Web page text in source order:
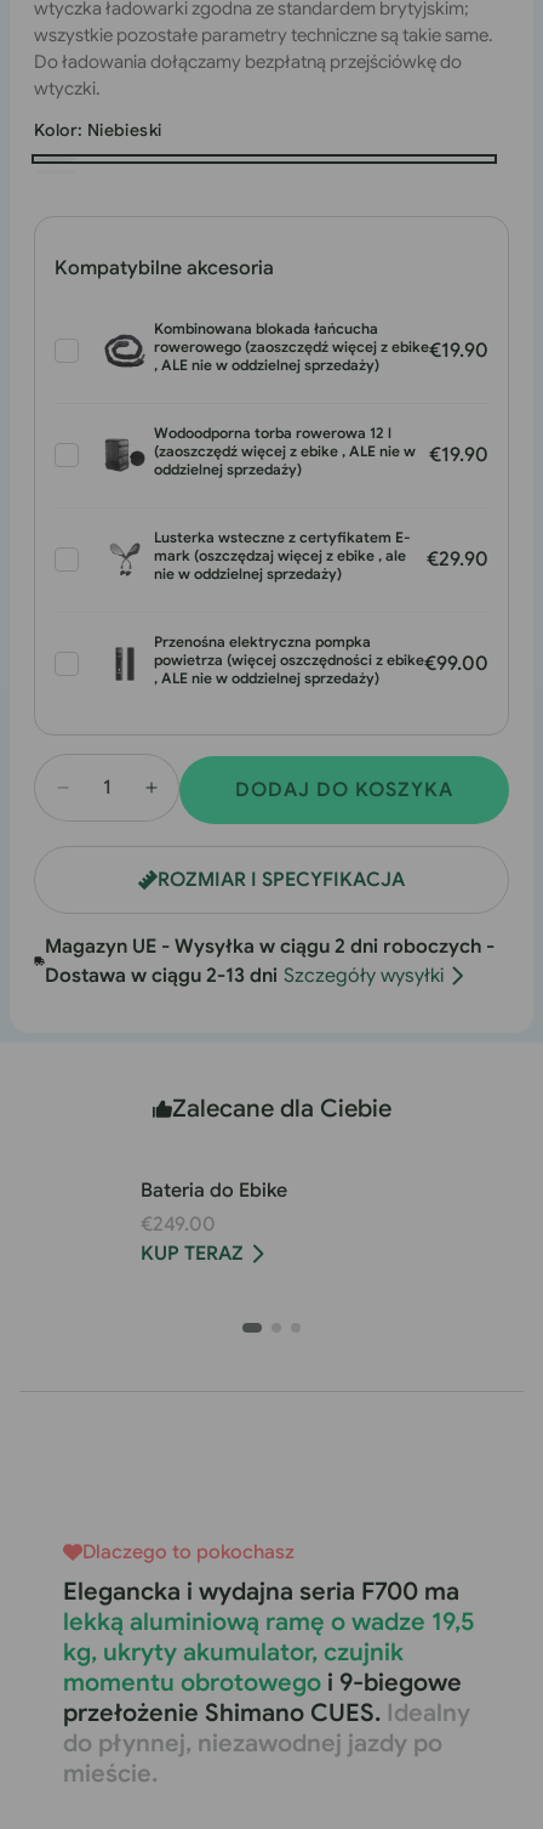
wtyczka ładowarki zgodna ze standardem brytyjskim;
wszystkie pozostałe parametry techniczne są takie same.
Do ładowania dołączamy bezpłatną przejściówkę do
wtyczki.
Kolor: Niebieski
czerń
wyprzedany
niedostępny
Kompatybilne akcesoria
Kombinowana blokada łańcucha
rowerowego (zaoszczędź więcej z ebike
, ALE nie w oddzielnej sprzedaży)
€19.90
Wodoodporna torba rowerowa 12 l
(zaoszczędź więcej z ebike , ALE nie w
oddzielnej sprzedaży)
€19.90
Lusterka wsteczne z certyfikatem E-
mark (oszczędzaj więcej z ebike , ale
nie w oddzielnej sprzedaży)
€29.90
Przenośna elektryczna pompka
powietrza (więcej oszczędności z ebike
, ALE nie w oddzielnej sprzedaży)
€99.00
ZmniejszenieZwiększenie
dla
F700M
DODAJ DO KOSZYKA
ROZMIAR I SPECYFIKACJA
Magazyn UE - Wysyłka w ciągu 2 dni roboczych -
Dostawa w ciągu 2-13 dni Szczegóły wysyłki
Zalecane dla Ciebie
Bateria do Ebike
€249.00
KUP TERAZ
Dlaczego to pokochasz
Elegancka i wydajna seria F700 ma
lekką aluminiową ramę o wadze 19,5
kg, ukryty akumulator, czujnik
momentu obrotowego i 9-biegowe
przełożenie Shimano CUES. Idealny
do płynnej, niezawodnej jazdy po
mieście.